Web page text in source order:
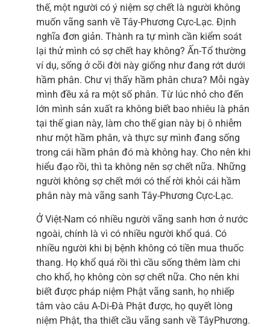
thế, một người có ý niệm sợ chết là người không
muốn vãng sanh về Tây-Phương Cực-Lạc. Định
nghĩa đơn giản. Thành ra tự mình cần kiểm soát
lại thử mình có sợ chết hay không? Ấn-Tổ thường
ví dụ, sống ở cõi đời này giống như đang rớt dưới
hầm phân. Chư vị thấy hầm phân chưa? Mỗi ngày
mình đều xả ra một số phân. Từ lúc nhỏ cho đến
lớn mình sản xuất ra không biết bao nhiêu là phân
tại thế gian này, làm cho thế gian này bị ô nhiễm
như một hầm phân, và thực sự mình đang sống
trong cái hầm phân đó mà không hay. Cho nên khi
hiểu đạo rồi, thì ta không nên sợ chết nữa. Những
người không sợ chết mới có thể rời khỏi cái hầm
phân này mà vãng sanh Tây-Phương Cực-Lạc.
Ở Việt-Nam có nhiều người vãng sanh hơn ở nước
ngoài, chính là vì có nhiều người khổ quá. Có
nhiều người khi bị bệnh không có tiền mua thuốc
thang. Họ khổ quá rồi thì cầu sống thêm làm chi
cho khổ, họ không còn sợ chết nữa. Cho nên khi
biết được pháp niệm Phật vãng sanh, họ nhiếp
tâm vào câu A-Di-Đà Phật được, họ quyết lòng
niệm Phật, tha thiết cầu vãng sanh về TâyPhương.